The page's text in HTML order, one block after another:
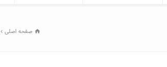
صفحه اصلی